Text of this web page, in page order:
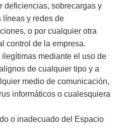
deficiencias, sobrecargas y
líneas y redes de
o por cualquier otra
control de la empresa.
ilegítimas mediante el uso de
de cualquier tipo y a
medio de comunicación,
informáticos o cualesquiera
o inadecuado del Espacio